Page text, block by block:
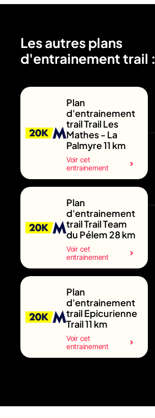
Les autres plans
d'entrainement trail :
Plan
d'entrainement
trail Trail Les
Mathes - La
Palmyre 11 km
Voir cet
entrainement
Plan
d'entrainement
trail Trail Team
du Pélem 28 km
Voir cet
entrainement
Plan
d'entrainement
trail Epicurienne
Trail 11 km
Voir cet
entrainement